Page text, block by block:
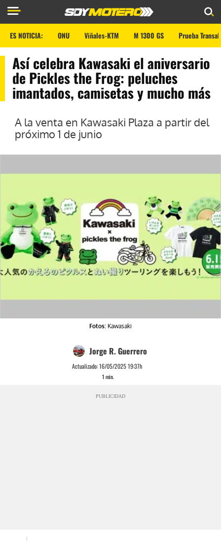
ES NOTICIA: ONU Viñales-KTM M 1300 GS Prueba
Así celebra Kawasaki el aniversario
de Pickles the Frog: peluches
imantados, camisetas y mucho más
A la venta en Kawasaki Plaza a partir del
próximo 1 de junio
Fotos: Kawasaki
Jorge R. Guerrero
Actualizado:16/05/2025 19:37h
1 min.
PUBLICIDAD